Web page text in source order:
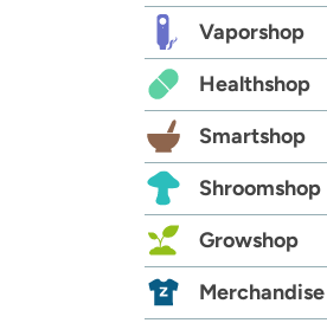
Exotic Seed
Expert Seeds
FastBuds
Female Seeds
French Touch Seeds
Garden of Green
GeneSeeds
G13 Labs
Grass-O-Matic
Vaporshop
Healthshop
Smartshop
Shroomshop
Growshop
Merchandise